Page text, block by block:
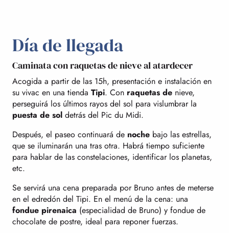
Día de llegada
Caminata con raquetas de nieve al atardecer
Acogida a partir de las 15h, presentación e instalación en
su vivac en una tienda Tipi. Con raquetas de nieve,
perseguirá los últimos rayos del sol para vislumbrar la
puesta de sol detrás del Pic du Midi.
Después, el paseo continuará de noche bajo las estrellas,
que se iluminarán una tras otra. Habrá tiempo suficiente
para hablar de las constelaciones, identificar los planetas,
etc.
Se servirá una cena preparada por Bruno antes de meterse
en el edredón del Tipi. En el menú de la cena: una
fondue pirenaica (especialidad de Bruno) y fondue de
chocolate de postre, ideal para reponer fuerzas.